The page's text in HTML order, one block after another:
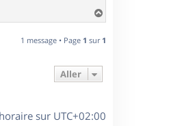
a
t
1 message • Page 1 sur 1
Aller
sur UTC+02:00